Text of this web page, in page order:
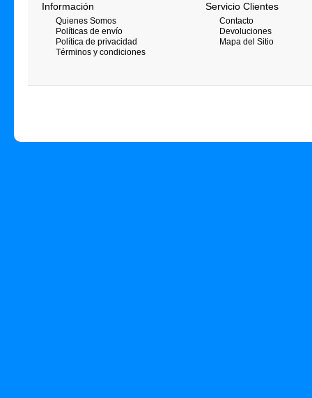
Información
Quienes Somos
Políticas de envío
Política de privacidad
Términos y condiciones
Servicio Clientes
Contacto
Devoluciones
Mapa del Sitio